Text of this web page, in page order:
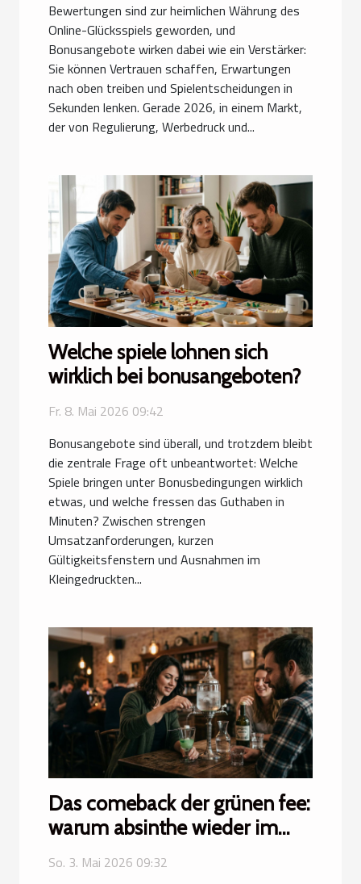
Bewertungen sind zur heimlichen Währung des
Online-Glücksspiels geworden, und
Bonusangebote wirken dabei wie ein Verstärker:
Sie können Vertrauen schaffen, Erwartungen
nach oben treiben und Spielentscheidungen in
Sekunden lenken. Gerade 2026, in einem Markt,
der von Regulierung, Werbedruck und...
Welche spiele lohnen sich
wirklich bei bonusangeboten?
Fr. 8. Mai 2026 09:42
Bonusangebote sind überall, und trotzdem bleibt
die zentrale Frage oft unbeantwortet: Welche
Spiele bringen unter Bonusbedingungen wirklich
etwas, und welche fressen das Guthaben in
Minuten? Zwischen strengen
Umsatzanforderungen, kurzen
Gültigkeitsfenstern und Ausnahmen im
Kleingedruckten...
Das comeback der grünen fee:
warum absinthe wieder im
trend liegt
So. 3. Mai 2026 09:32